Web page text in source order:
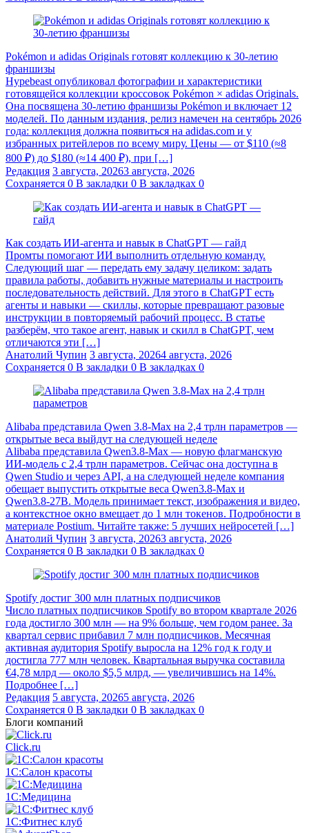
Pokémon и adidas Originals готовят коллекцию к 30-летию
франшизы
Hypebeast опубликовал фотографии и характеристики
готовящейся коллекции кроссовок Pokémon × adidas Originals.
Она посвящена 30-летию франшизы Pokémon и включает 12
моделей. По данным издания, релиз намечен на сентябрь 2026
года: коллекция должна появиться на adidas.com и у
избранных ритейлеров по всему миру. Цены — от $110 (≈8
800 ₽) до $180 (≈14 400 ₽), при […]
Редакция 3 августа, 20263 августа, 2026
Сохраняется 0 В закладки 0 В закладках 0
Как создать ИИ-агента и навык в ChatGPT — гайд
Промты помогают ИИ выполнить отдельную команду.
Следующий шаг — передать ему задачу целиком: задать
правила работы, добавить нужные материалы и настроить
последовательность действий. Для этого в ChatGPT есть
агенты и навыки — скиллы, которые превращают разовые
инструкции в повторяемый рабочий процесс. В статье
разберём, что такое агент, навык и скилл в ChatGPT, чем
отличаются эти […]
Анатолий Чупин 3 августа, 20264 августа, 2026
Сохраняется 0 В закладки 0 В закладках 0
Alibaba представила Qwen 3.8‑Max на 2,4 трлн параметров —
открытые веса выйдут на следующей неделе
Alibaba представила Qwen3.8‑Max — новую флагманскую
ИИ-модель с 2,4 трлн параметров. Сейчас она доступна в
Qwen Studio и через API, а на следующей неделе компания
обещает выпустить открытые веса Qwen3.8‑Max и
Qwen3.8‑27B. Модель принимает текст, изображения и видео,
а контекстное окно вмещает до 1 млн токенов. Подробности в
материале Postium. Читайте также: 5 лучших нейросетей […]
Анатолий Чупин 3 августа, 20263 августа, 2026
Сохраняется 0 В закладки 0 В закладках 0
Spotify достиг 300 млн платных подписчиков
Число платных подписчиков Spotify во втором квартале 2026
года достигло 300 млн — на 9% больше, чем годом ранее. За
квартал сервис прибавил 7 млн подписчиков. Месячная
активная аудитория Spotify выросла на 12% год к году и
достигла 777 млн человек. Квартальная выручка составила
€4,78 млрд — около $5,5 млрд, — увеличившись на 14%.
Подробнее […]
Редакция 5 августа, 20265 августа, 2026
Сохраняется 0 В закладки 0 В закладках 0
Блоги компаний
Click.ru
1С:Салон красоты
1С:Медицина
1С:Фитнес клуб